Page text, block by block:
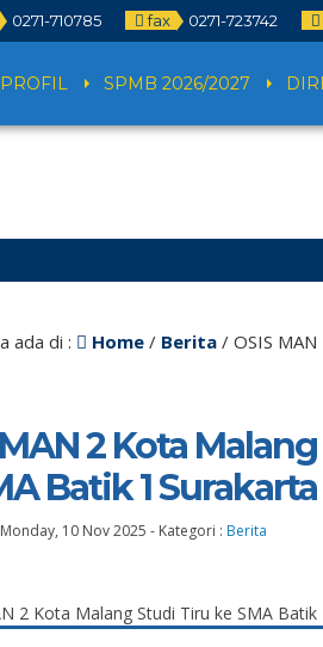
0271-710785 fax 0271-723742
PROFIL SPMB 2026/2027
ada di : Home / Berita / OSIS
2 Kota
Batik 1 Surakarta
Monday, 10 Nov 2025 - Kategori : Berita